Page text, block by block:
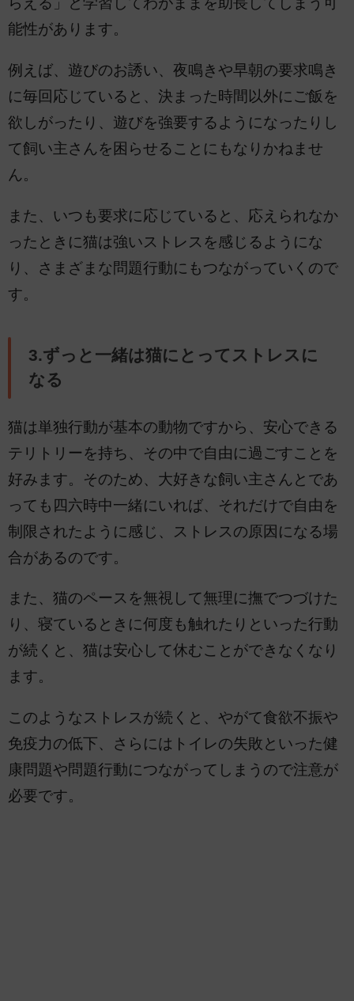
能性があります。
例えば、遊びのお誘い、夜鳴きや早朝の要求鳴き
に毎回応じていると、決まった時間以外にご飯を
欲しがったり、遊びを強要するようになったりし
て飼い主さんを困らせることにもなりかねませ
ん。
また、いつも要求に応じていると、応えられなか
ったときに猫は強いストレスを感じるようにな
り、さまざまな問題行動にもつながっていくので
す。
3.ずっと一緒は猫にとってストレスに
なる
猫は単独行動が基本の動物ですから、安心できる
テリトリーを持ち、その中で自由に過ごすことを
好みます。そのため、大好きな飼い主さんとであ
っても四六時中一緒にいれば、それだけで自由を
制限されたように感じ、ストレスの原因になる場
合があるのです。
また、猫のペースを無視して無理に撫でつづけた
り、寝ているときに何度も触れたりといった行動
が続くと、猫は安心して休むことができなくなり
ます。
このようなストレスが続くと、やがて食欲不振や
免疫力の低下、さらにはトイレの失敗といった健
康問題や問題行動につながってしまうので注意が
必要です。